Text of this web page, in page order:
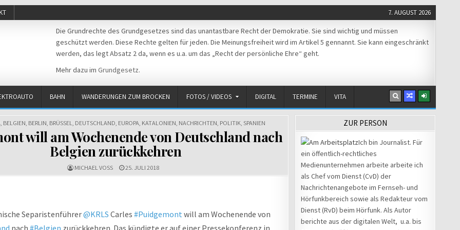
7. AUGUST 2026
Die Grundrechte des Grundgesetzes sind das unantastbare Recht der Demokratie. Sie sind wichtig und müssen
geschützt werden. Diese Rechte gelten für jeden. Die Meinungsfreiheit wird im Artikel 5 gennannt. Sie kann eingeschränkt
werden, das legt Absatz 2 da, wenn es u.a. um das „Recht der persönliche Ehre“ geht.
Mehr dazu im Grundgesetz.
BAHN WANDERUNGEN ZUM BROCKEN FOTOS / VIDEOS DIGITAL TERMINE VITA
BELGIEN BERLIN BRÜSSEL DEUTSCHLAND EUROPA KATALONIEN NACHRICHTEN POLITIK SPANIEN
will am Wochenende von Deutschland nach
Belgien zurückkehren
MICHAEL VOSS 25. JULI 2018
Separistenführer@KRLS Carles #Puidgemont will am Wochenende von
nach #Belgien zurückkehren. Das kündigte er auf einer Pressekonferenz in
Beitragsnavigation
Griechenland:
Feuerwehr
Video-Ident-
Verfahren: So
tricksen
Internetbetrüger
Job-Bewerber
ZUR PERSON
Ich bin Journalist. Für
ein öffentlich-rechtliches
Medienunternehmen arbeite arbeite ich
als Chef vom Dienst (CvD) der
Nachrichtenangebote im Fernseh- und
Hörfunkbereich sowie als Redakteur vom
Dienst (RvD) beim Hörfunk. Als Autor
berichte aus der digitalen Welt, u.a. bis